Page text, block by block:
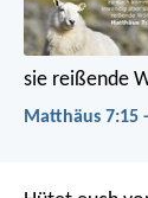
sie reißende
Matthäus 7:15